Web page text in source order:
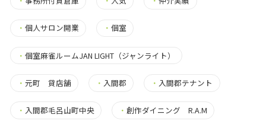
・ 個人サロン開業 ・個室
・ 個室麻雀ルームJAN LIGHT（ジャンライト）
・ 元町 貸店舗 ・ 入間郡 ・ 入間郡テナント
・ 入間郡毛呂山町中央 ・創作ダイニング R.A.M